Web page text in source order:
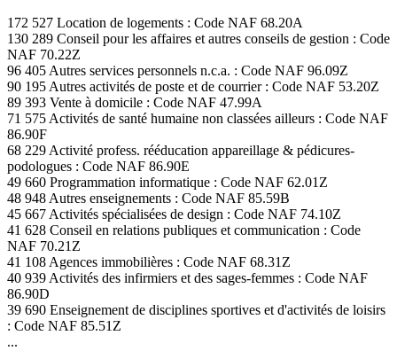
172 527 Location de logements : Code NAF 68.20A
130 289 Conseil pour les affaires et autres conseils de gestion : Code
NAF 70.22Z
96 405 Autres services personnels n.c.a. : Code NAF 96.09Z
90 195 Autres activités de poste et de courrier : Code NAF 53.20Z
89 393 Vente à domicile : Code NAF 47.99A
71 575 Activités de santé humaine non classées ailleurs : Code NAF
86.90F
68 229 Activité profess. rééducation appareillage & pédicures-
podologues : Code NAF 86.90E
49 660 Programmation informatique : Code NAF 62.01Z
48 948 Autres enseignements : Code NAF 85.59B
45 667 Activités spécialisées de design : Code NAF 74.10Z
41 628 Conseil en relations publiques et communication : Code
NAF 70.21Z
41 108 Agences immobilières : Code NAF 68.31Z
40 939 Activités des infirmiers et des sages-femmes : Code NAF
86.90D
39 690 Enseignement de disciplines sportives et d'activités de loisirs
: Code NAF 85.51Z
...